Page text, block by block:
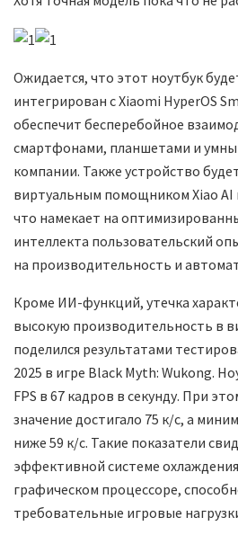
Ожидается, что этот ноутбук
интегрирован с Xiaomi HyperOS
обеспечит бесперебойное
смартфонами, планшетами и
компании. Также устройство
виртуальным помощником Xiao AI
что намекает на
интеллекта пользовательский
на производительность и
Кроме ИИ-функций, утечка
высокую производительность в
поделился результатами
2025 в игре Black Myth: Wukong.
FPS в 67 кадров в секунду. При
значение достигало 75 к/с, а
ниже 59 к/с. Такие показатели
эффективной системе
графическом процессоре,
требовательные игровые